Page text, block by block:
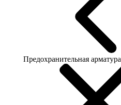
Предохранительная арматура